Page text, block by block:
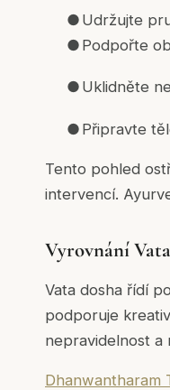
● Udržujte
● Podpořte
● Uklidněte
● Připravte
Tento pohled
intervencí.
Vyrovnání
Vata dosha řídí
podporuje
nepravidelnost a
Dhanwantharam